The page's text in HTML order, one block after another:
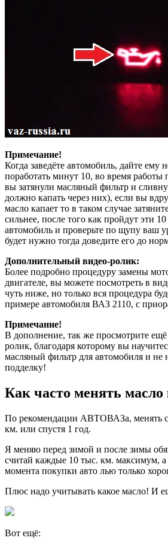
Примечание!
Когда заведёте автомобиль, дайте ему
поработать минут 10, во время работы
вы затянули масляный фильтр и
должно капать через них), если вы
масло капает то в таком случае
сильнее, после того как пройдут эти
автомобиль и проверьте по щупу ваш
будет нужно тогда доведите его до
Дополнительный видео-ролик:
Более подробно процедуру замены
двигателе, вы можете посмотреть в
чуть ниже, но только вся процедура
примере автомобиля ВАЗ 2110, с
Примечание!
В дополнение, так же просмотрите
ролик, благодаря которому вы
масляный фильтр для автомобиля и не
подделку!
Как часто менять масло
По рекомендации АВТОВАЗа, менять
км. или спустя 1 год.
Я меняю перед зимой и после зимы
считай каждые 10 тыс. км. максимум,
момента покупки авто лью только
Плюс надо учитывать какое масло! И
Вот ещё: